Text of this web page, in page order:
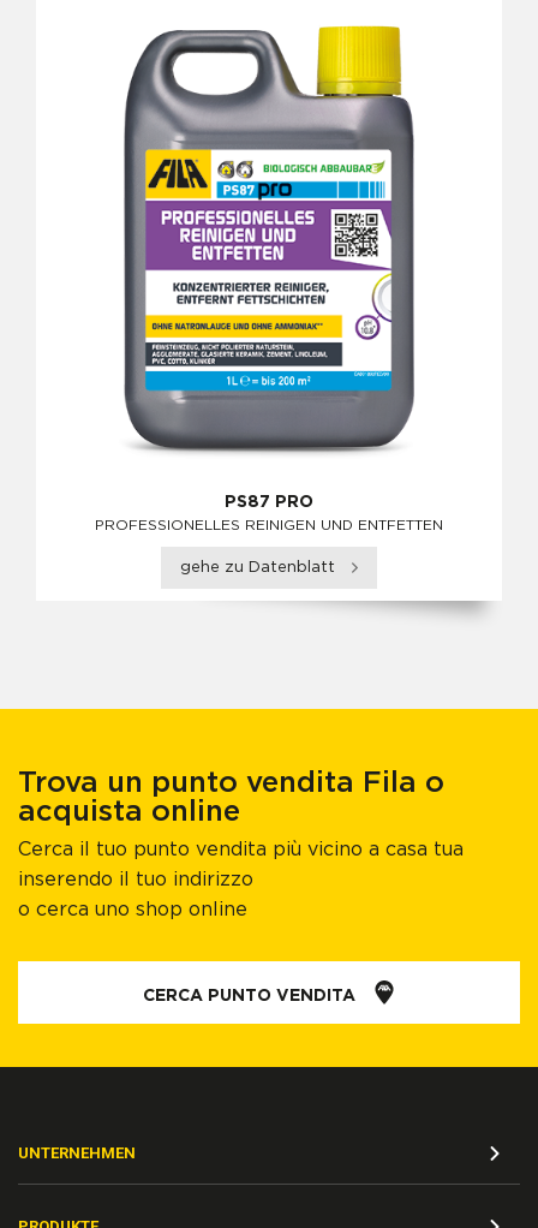
PS87 PRO
PROFESSIONELLES REINIGEN UND ENTFETTEN
gehe zu Datenblatt
Trova un punto vendita Fila o
acquista online
Cerca il tuo punto vendita più vicino a casa tua
inserendo il tuo indirizzo
o cerca uno shop online
CERCA PUNTO VENDITA
UNTERNEHMEN